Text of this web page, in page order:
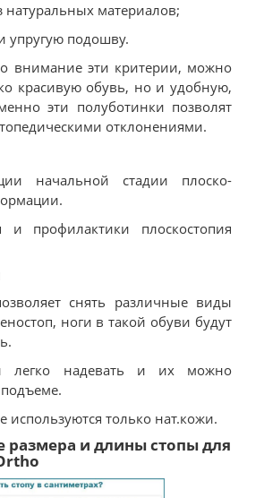
натуральных материалов;
упругую подошву.
внимание эти критерии, можно
красивую обувь, но и удобную,
эти полуботинки позволят
отклонениями.
начальной стадии плоско-
профилактики плоскостопия
снять различные виды
ноги в такой обуви будут
легко надевать и их можно
используются только нат.кожи.
размера и длины стопы для